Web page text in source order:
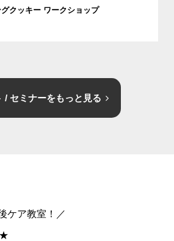
グクッキー ワークショップ
/ セミナーをもっと見る
ケア教室！／
★